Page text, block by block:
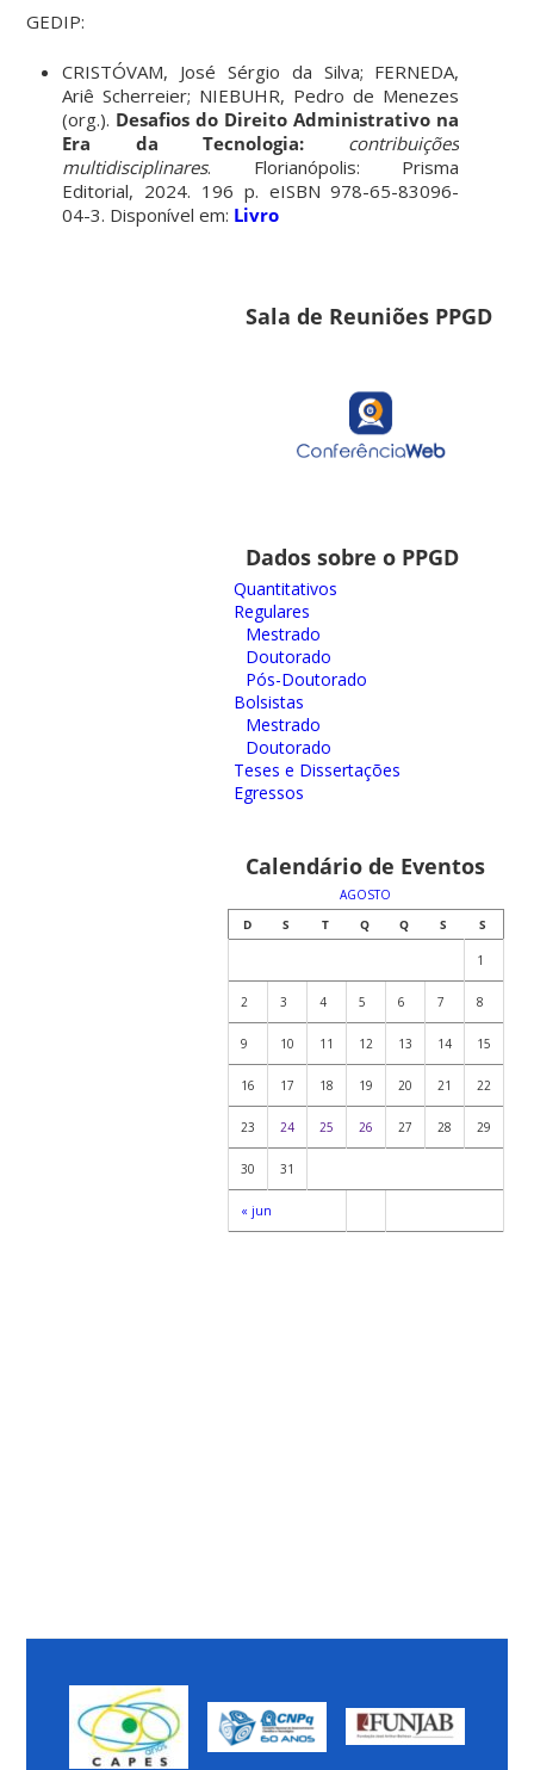
GEDIP:
CRISTÓVAM, José Sérgio da Silva; FERNEDA,
Ariê Scherreier; NIEBUHR, Pedro de Menezes
(org.). Desafios do Direito Administrativo na
Era da Tecnologia:contribuições
multidisciplinares. Florianópolis: Prisma
Editorial, 2024. 196 p. eISBN 978-65-83096-
04-3. Disponível em: Livro
Sala de Reuniões PPGD
Dados sobre o PPGD
Quantitativos
Regulares
Mestrado
Doutorado
Pós-Doutorado
Bolsistas
Mestrado
Doutorado
Teses e Dissertações
Egressos
Calendário de Eventos
AGOSTO
D
S T Q Q S S
« jun
1
2 3 4 5 6 7 8
9 10 11 12 13 14 15
16 17 18 19 20 21 22
23 24 25 26 27 28 29
30 31